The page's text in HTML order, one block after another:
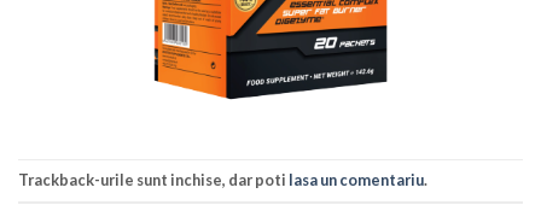
Trackback-urile sunt inchise, dar poti lasa un comentariu.